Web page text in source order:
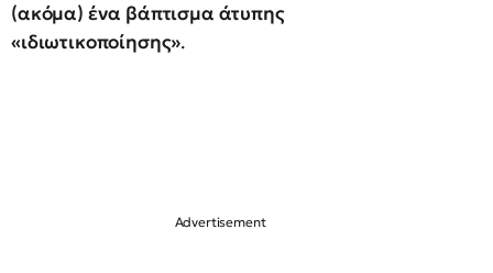
(ακόμα) ένα βάπτισμα άτυπης
«ιδιωτικοποίησης».